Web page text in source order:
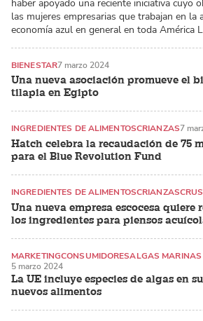
haber apoyado una reciente iniciativa cuyo
las mujeres empresarias que trabajan en la
economía azul en general en toda América
Una nueva asociación promueve el
tilapia en Egipto
BIENESTAR7 marzo 2024
Hatch celebra la recaudación de 75
para el Blue Revolution Fund
INGREDIENTES DE ALIMENTOSCRIANZAS7
Una nueva empresa escocesa quiere
los ingredientes para piensos
INGREDIENTES DE ALIMENTOSCRIANZAS
La UE incluye especies de algas en
nuevos alimentos
MARKETINGCONSUMIDORESALGAS
5 marzo 2024